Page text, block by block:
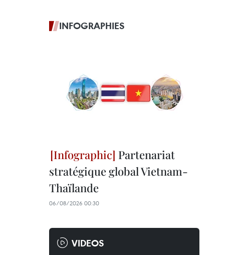
INFOGRAPHIES
Partenariat
stratégique global Vietnam-
Thaïlande
06/08/2026 00:30
VIDEOS